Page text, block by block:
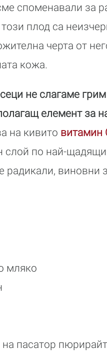
споменавали за
този плод са
черта от
кожа.
не слагаме
елемент за
на кивито витамин
по най-
радикали,
мляко
пасатор